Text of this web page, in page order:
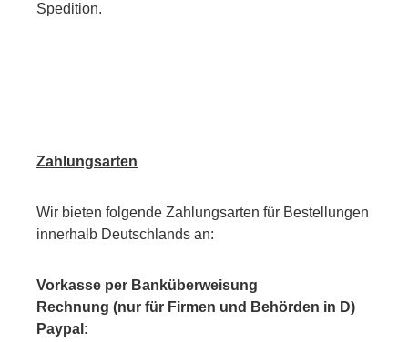
Spedition.
Zahlungsarten
Wir bieten folgende Zahlungsarten für Bestellungen
innerhalb Deutschlands an:
Vorkasse per Banküberweisung
Rechnung (nur für Firmen und Behörden in D)
Paypal: